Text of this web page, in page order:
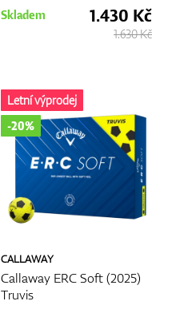
Skladem 1.430 Kč
1.630 Kč
CALLAWAY
Callaway ERC Soft (2025)
Truvis
Letní výprodej
-20%